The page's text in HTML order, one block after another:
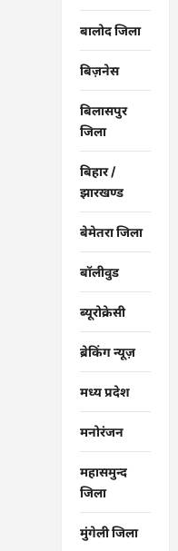
बालोद जिला
बिज़नेस
बिलासपुर
जिला
बिहार /
झारखण्ड
बेमेतरा जिला
बॉलीवुड
ब्यूरोक्रेसी
ब्रेकिंग न्यूज़
मध्य प्रदेश
मनोरंजन
महासमुन्द
जिला
मुंगेली जिला